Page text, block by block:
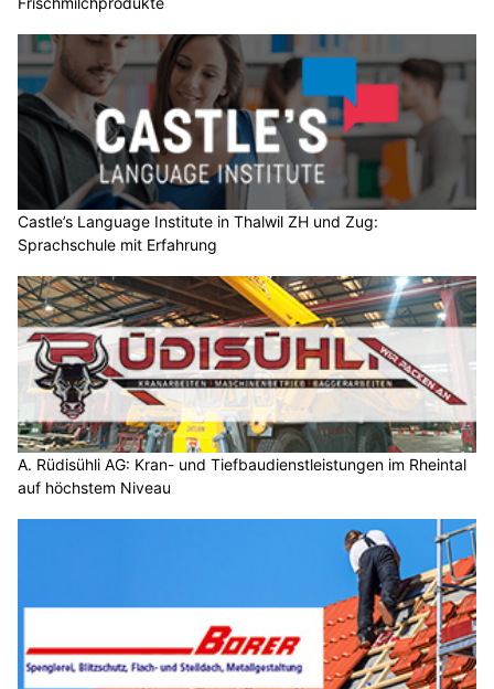
Castle’s Language Institute in Thalwil ZH und Zug:
Sprachschule mit Erfahrung
A. Rüdisühli AG: Kran- und Tiefbaudienstleistungen im Rheintal
auf höchstem Niveau